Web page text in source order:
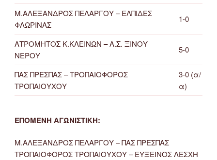
Μ.ΑΛΕΞΑΝΔΡΟΣ ΠΕΛΑΡΓΟΥ – ΕΛΠΙΔΕΣ
ΦΛΩΡΙΝΑΣ
1-0
ΑΤΡΟΜΗΤΟΣ Κ.ΚΛΕΙΝΩΝ – Α.Σ. ΞΙΝΟΥ
ΝΕΡΟΥ
5-0
ΠΑΣ ΠΡΕΣΠΑΣ – ΤΡΟΠΑΙΟΦΟΡΟΣ
ΤΡΟΠΑΙΟΥΧΟΥ
3-0 (α/
α)
ΕΠΟΜΕΝΗ ΑΓΩΝΙΣΤΙΚΗ:
Μ.ΑΛΕΞΑΝΔΡΟΣ ΠΕΛΑΡΓΟΥ – ΠΑΣ ΠΡΕΣΠΑΣ
ΤΡΟΠΑΙΟΦΟΡΟΣ ΤΡΟΠΑΙΟΥΧΟΥ – ΕΥΞΕΙΝΟΣ ΛΕΣΧΗ